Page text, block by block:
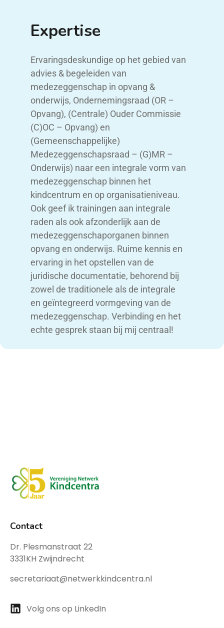
Expertise
Ervaringsdeskundige op het gebied van
advies & begeleiden van
medezeggenschap in opvang &
onderwijs, Ondernemingsraad (OR –
Opvang), (Centrale) Ouder Commissie
(C)OC – Opvang) en
(Gemeenschappelijke)
Medezeggenschapsraad – (G)MR –
Onderwijs) naar een integrale vorm van
medezeggenschap binnen het
kindcentrum en op organisatieniveau.
Ook geef ik trainingen aan integrale
raden als ook afzonderlijk aan de
medezeggenschaporganen binnen
opvang en onderwijs. Ruime kennis en
ervaring in het opstellen van de
juridische documentatie, behorend bij
zowel de traditionele als de integrale
en geïntegreerd vormgeving van de
medezeggenschap. Verbinding en het
echte gesprek staan bij mij centraal!
Contact
Dr. Plesmanstraat 22
3331KH Zwijndrecht
secretariaat@netwerkkindcentra.nl
Volg ons op LinkedIn